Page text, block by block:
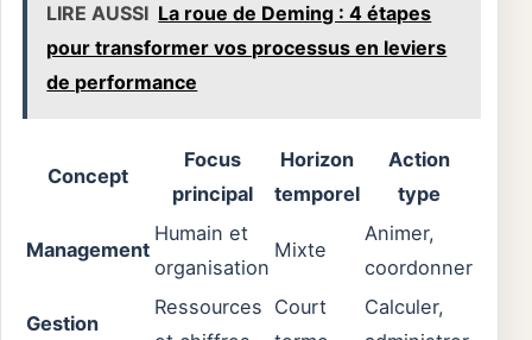
LIRE AUSSI La roue de Deming : 4 étapes
pour transformer vos processus en leviers
de performance
Concept
Focus
principal
Horizon
temporel
Action
type
Management
Humain et
organisation
Mixte
Animer,
coordonner
Gestion
Ressources Court
Calculer,